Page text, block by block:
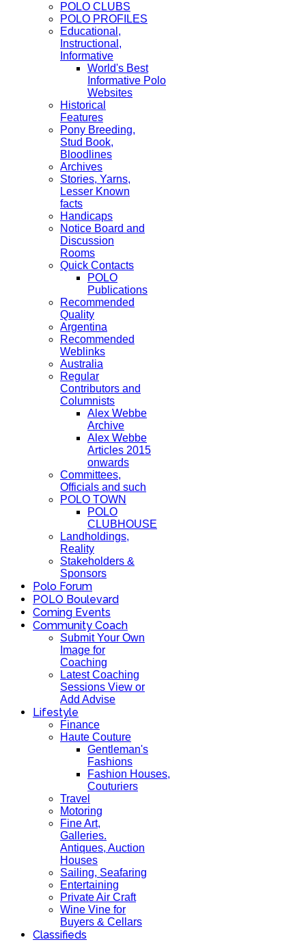
POLO CLUBS
POLO PROFILES
Educational,
Instructional,
Informative
World's Best
Informative Polo
Websites
Historical
Features
Pony Breeding,
Stud Book,
Bloodlines
Archives
Stories, Yarns,
Lesser Known
facts
Handicaps
Notice Board and
Discussion
Rooms
Quick Contacts
POLO
Publications
Recommended
Quality
Argentina
Recommended
Weblinks
Australia
Regular
Contributors and
Columnists
Alex Webbe
Archive
Alex Webbe
Articles 2015
onwards
Committees,
Officials and such
POLO TOWN
POLO
CLUBHOUSE
Landholdings,
Reality
Stakeholders &
Sponsors
Polo Forum
POLO Boulevard
Coming Events
Community Coach
Submit Your Own
Image for
Coaching
Latest Coaching
Sessions View or
Add Advise
Lifestyle
Finance
Haute Couture
Gentleman's
Fashions
Fashion Houses,
Couturiers
Travel
Motoring
Fine Art,
Galleries.
Antiques, Auction
Houses
Sailing, Seafaring
Entertaining
Private Air Craft
Wine Vine for
Buyers & Cellars
Classifieds